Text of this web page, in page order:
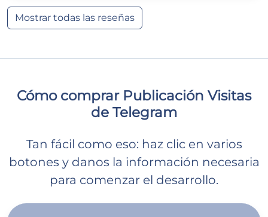
Mostrar todas las reseñas
Cómo comprar Publicación Visitas
de Telegram
Tan fácil como eso: haz clic en varios
botones y danos la información necesaria
para comenzar el desarrollo.